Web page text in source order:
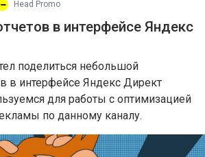
Head Promo
в интерфейсе Яндекс
поделиться небольшой
в интерфейсе Яндекс Директ
для работы с оптимизацией
по данному каналу.